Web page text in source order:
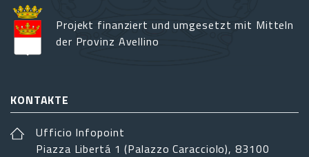
Projekt finanziert und umgesetzt mit Mitteln
der Provinz Avellino
KONTAKTE
Ufficio Infopoint
Piazza Libertá 1 (Palazzo Caracciolo), 83100